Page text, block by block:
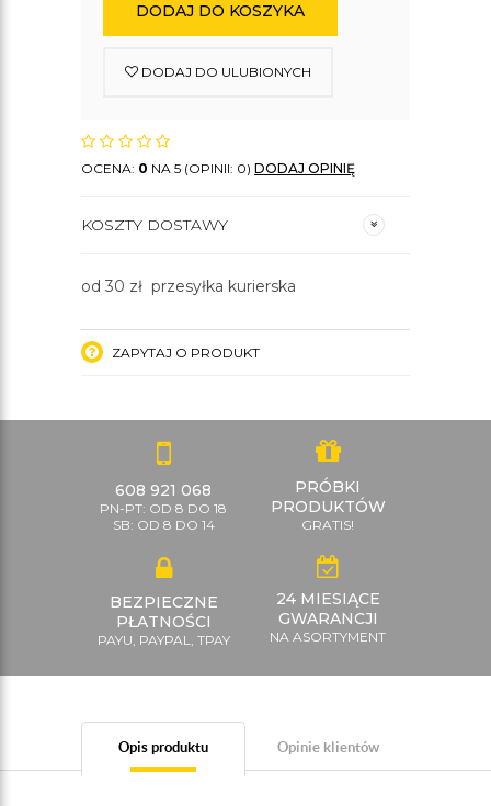
DODAJ DO KOSZYKA
DODAJ DO ULUBIONYCH
OCENA: 0 NA 5 (OPINII: 0) DODAJ OPINIĘ
KOSZTY DOSTAWY
od 30 zł przesyłka kurierska
ZAPYTAJ O PRODUKT
608 921 068
PN-PT: OD 8 DO 18
SB: OD 8 DO 14
PRÓBKI
PRODUKTÓW
GRATIS!
BEZPIECZNE
PŁATNOŚCI
PAYU, PAYPAL, TPAY
24 MIESIĄCE
GWARANCJI
NA ASORTYMENT
Opis produktu Opinie klientów